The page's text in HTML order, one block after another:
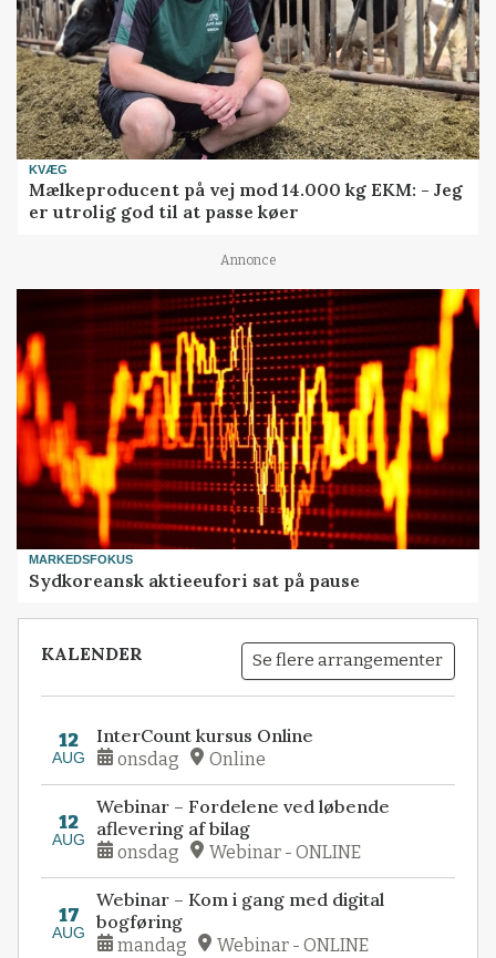
KVÆG
Mælkeproducent på vej mod 14.000 kg EKM: - Jeg
er utrolig god til at passe køer
Annonce
MARKEDSFOKUS
Sydkoreansk aktieeufori sat på pause
KALENDER Se flere arrangementer
12
AUG
InterCount kursus Online
onsdag Online
12
AUG
Webinar – Fordelene ved løbende
aflevering af bilag
onsdag Webinar - ONLINE
17
AUG
Webinar – Kom i gang med digital
bogføring
mandag Webinar - ONLINE